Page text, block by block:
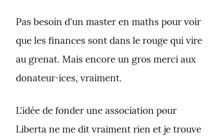
Pas besoin d'un master en maths pour voir
que les finances sont dans le rouge qui vire
au grenat. Mais encore un gros merci aux
donateur⋅ices, vraiment.
L'idée de fonder une association pour
Liberta ne me dit vraiment rien et je trouve